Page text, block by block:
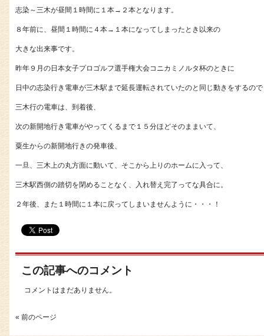
志染～三木が昼間１時間に１本→２本となります。
８年前に、昼間１時間に４本→１本になってしまったとき以来の
大きな出来事です。
昨年９月の日本女子プロゴルフ選手権大会コニカミノルタ杯のときに
日中の志染行き電車が三木駅まで延長運転されていたのと同じ動きをするの
三木行の電車は、到着後、
次の新開地行き電車がやってくるまで１５分ほどそのままいて、
粟生からの新開地行きの発車後、
一旦、三木上の丸方面に動いて、そこから上りのホームに入って、
三木駅西側の踏切を閉めることなく、入れ替え完了ってな具合に。
２年後、また１時間に１本に戻ってしまいませんように・・・！
この記事へのコメント
コメントはまだありません。
« 前のページ